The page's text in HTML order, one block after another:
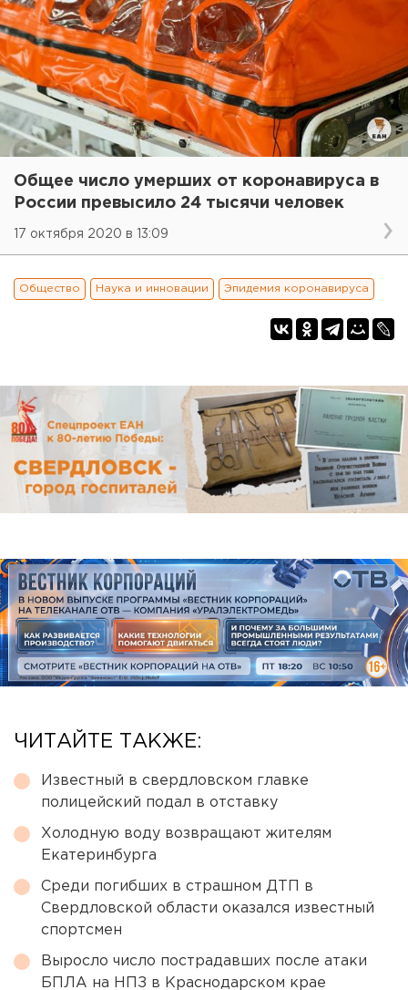
Общее число умерших от коронавируса в
России превысило 24 тысячи человек
17 октября 2020 в 13:09
Общество Наука и инновации Эпидемия коронавируса
ЧИТАЙТЕ ТАКЖЕ:
Известный в свердловском главке
полицейский подал в отставку
Холодную воду возвращают жителям
Екатеринбурга
Среди погибших в страшном ДТП в
Свердловской области оказался известный
спортсмен
Выросло число пострадавших после атаки
БПЛА на НПЗ в Краснодарском крае